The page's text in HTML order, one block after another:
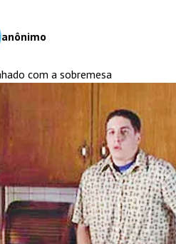
anônimo
com a sobremesa